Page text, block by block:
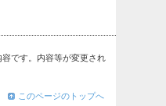
です。内容等が変更され
このページのトップへ